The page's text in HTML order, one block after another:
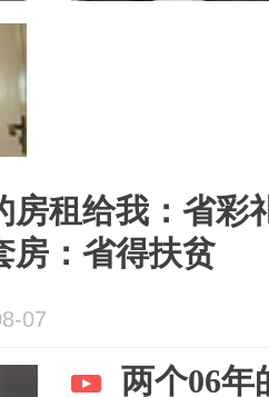
房租给我：省彩
房：省得扶贫
07
两个06年